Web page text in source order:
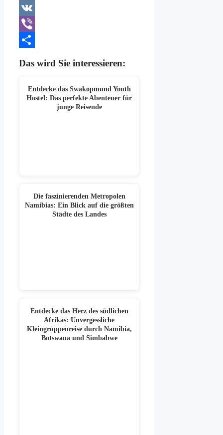
Print
VK
Viber
Das wird Sie interessieren:
Entdecke das Swakopmund Youth
Hostel: Das perfekte Abenteuer für
junge Reisende
Die faszinierenden Metropolen
Namibias: Ein Blick auf die größten
Städte des Landes
Entdecke das Herz des südlichen
Afrikas: Unvergessliche
Kleingruppenreise durch Namibia,
Botswana und Simbabwe